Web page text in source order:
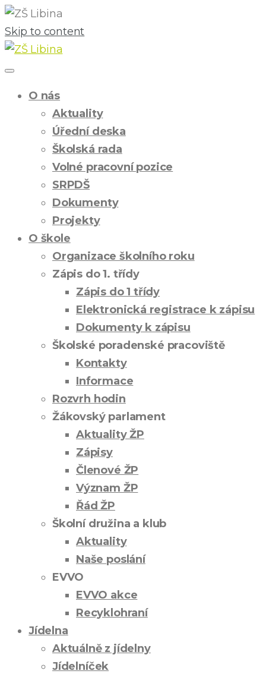
Skip to content
O nás
Aktuality
Úřední deska
Školská rada
Volné pracovní pozice
SRPDŠ
Dokumenty
Projekty
O škole
Organizace školního roku
Zápis do 1. třídy
Zápis do 1 třídy
Elektronická registrace k zápisu
Dokumenty k zápisu
Školské poradenské pracoviště
Kontakty
Informace
Rozvrh hodin
Žákovský parlament
Aktuality ŽP
Zápisy
Členové ŽP
Význam ŽP
Řád ŽP
Školní družina a klub
Aktuality
Naše poslání
EVVO
EVVO akce
Recyklohraní
Jídelna
Aktuálně z jídelny
Jídelníček